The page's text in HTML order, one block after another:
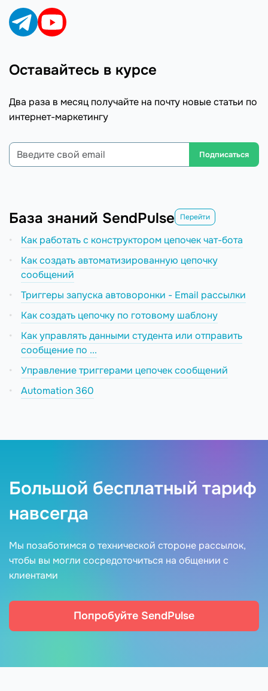
Оставайтесь в курсе
Два раза в месяц получайте на почту новые статьи по
интернет-маркетингу
Подписаться
База знаний SendPulse Перейти
Как работать с конструктором цепочек чат-бота
Как создать автоматизированную цепочку
сообщений
Триггеры запуска автоворонки - Email рассылки
Как создать цепочку по готовому шаблону
Как управлять данными студента или отправить
сообщение по ...
Управление триггерами цепочек сообщений
Automation 360
Большой бесплатный тариф
навсегда
Мы позаботимся о технической стороне рассылок,
чтобы вы могли сосредоточиться на общении с
клиентами
Попробуйте SendPulse